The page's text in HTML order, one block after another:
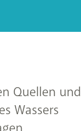
Quellen und
Wassers